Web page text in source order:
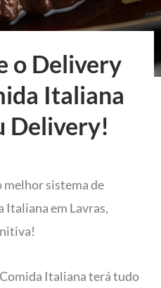
o Delivery
Italiana
Delivery!
melhor sistema de
Italiana em Lavras,
Italiana terá tudo